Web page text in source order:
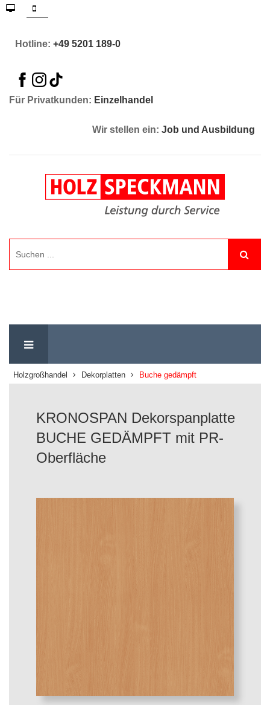
Hotline: +49 5201 189-0
Für Privatkunden: Einzelhandel
Wir stellen ein: Job und Ausbildung
Holzgroßhandel Dekorplatten Buche gedämpft
KRONOSPAN Dekorspanplatte
BUCHE GEDÄMPFT mit PR-
Oberfläche